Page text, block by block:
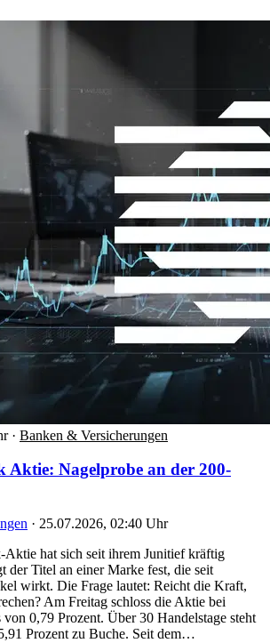
· Banken & Versicherungen
Aktie: Nagelprobe an der 200-
· 25.07.2026, 02:40 Uhr
hat sich seit ihrem Junitief kräftig
der Titel an einer Marke fest, die seit
wirkt. Die Frage lautet: Reicht die Kraft,
Am Freitag schloss die Aktie bei
0,79 Prozent. Über 30 Handelstage steht
Prozent zu Buche. Seit dem…